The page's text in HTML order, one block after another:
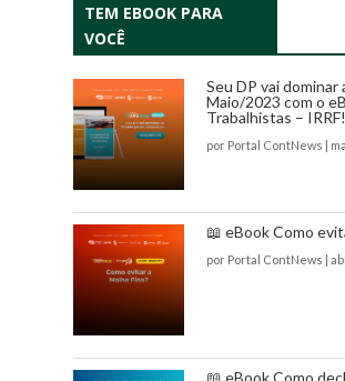
TEM EBOOK PARA
VOCÊ
Seu DP vai dominar
Maio/2023 com o
Trabalhistas – IRRF!
por Portal ContNews |
📖 eBook Como
por Portal ContNews |
📖 eBook Como